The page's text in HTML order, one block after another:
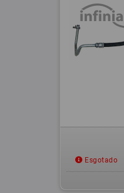
Esgotado